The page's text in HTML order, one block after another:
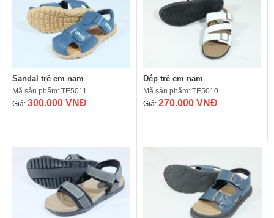
Sandal trẻ em nam
Mã sản phẩm: TE5011
Giá: 300.000 VNĐ
Dép trẻ em nam
Mã sản phẩm: TE5010
Giá: 270.000 VNĐ